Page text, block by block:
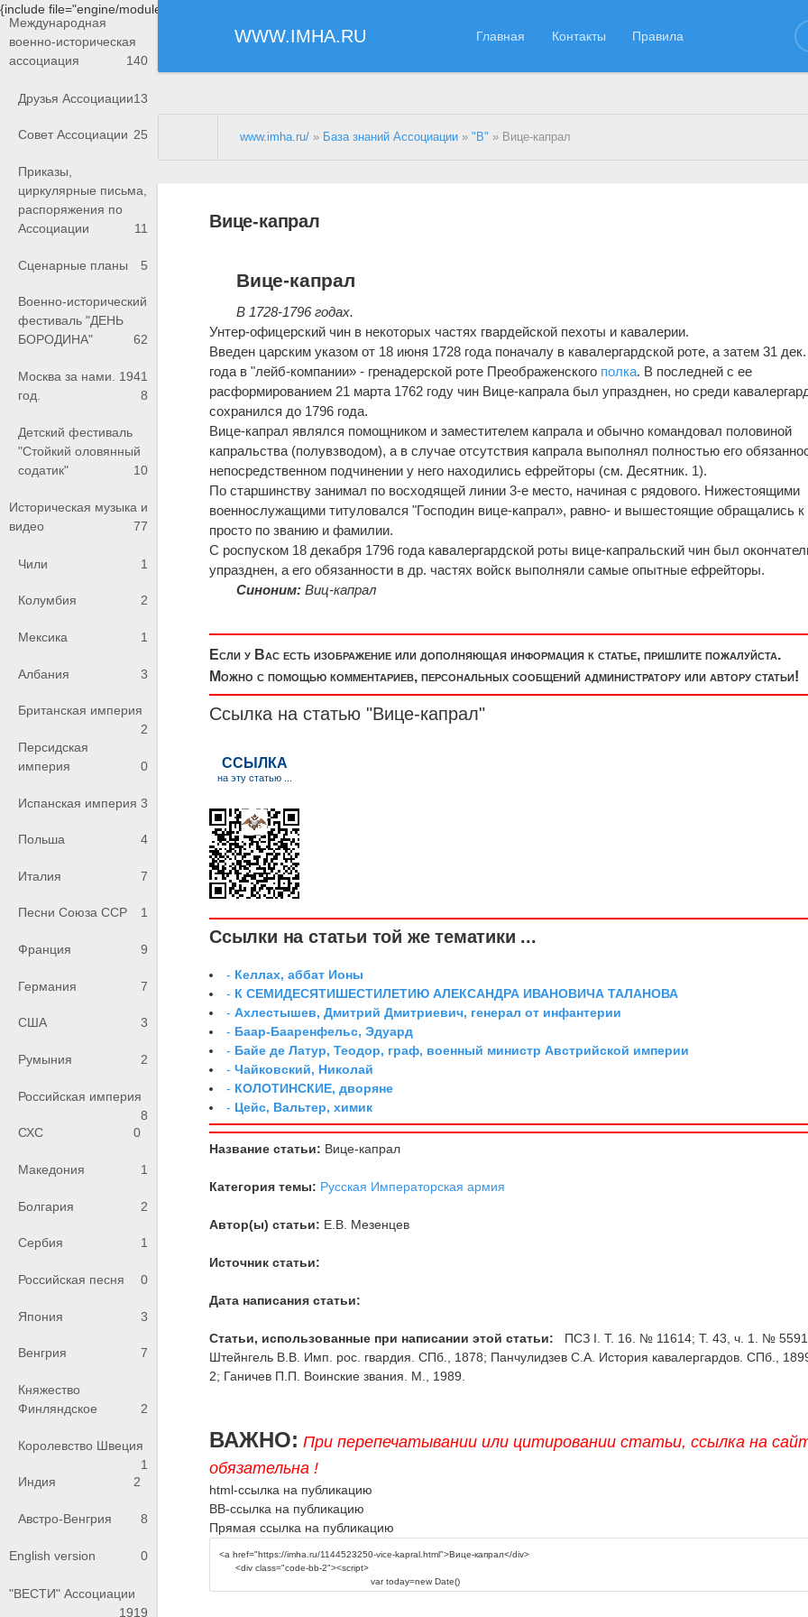
{include file="engine/modules/saperu/head.php"}
WWW.IMHA.RU Главная Контакты Правила
Международная
военно-историческая
ассоциация
140
Друзья Ассоциации13
Совет Ассоциации 25
Приказы,
циркулярные письма,
распоряжения по
Ассоциации
11
Сценарные планы 5
Военно-исторический
фестиваль "ДЕНЬ
БОРОДИНА"
62
Москва за нами. 1941
год.
8
Детский фестиваль
"Стойкий оловянный
содатик"
10
Историческая музыка и
видео
77
Чили 1
Колумбия 2
Мексика 1
Албания 3
Британская империя
2
Персидская
империя
0
Испанская империя 3
Польша 4
Италия 7
Песни Союза ССР 1
Франция 9
Германия 7
США 3
Румыния 2
Российская империя
8
СХС
0
Македония 1
Болгария 2
Сербия 1
Российская песня 0
Япония 3
Венгрия 7
Княжество
Финляндское
2
Королевство Швеция
1
Индия
2
Австро-Венгрия 8
English version 0
"ВЕСТИ" Ассоциации
1919
www.imha.ru/ » База знаний Ассоциации »"В" » Вице-капрал
Вице-капрал
Вице-капрал
В 1728-1796 годах.
Унтер-офицерский чин в некоторых частях гвардейской пехоты и кавалерии.
Введен царским указом от 18 июня 1728 года поначалу в кавалергардской роте, а затем 31
года в "лейб-компании» - гренадерской роте Преображенского полка. В последней с ее
расформированием 21 марта 1762 году чин Вице-капрала был упразднен, но среди
сохранился до 1796 года.
Вице-капрал являлся помощником и заместителем капрала и обычно командовал половиной
капральства (полувзводом), а в случае отсутствия капрала выполнял полностью его
непосредственном подчинении у него находились ефрейторы (см. Десятник. 1).
По старшинству занимал по восходящей линии 3-е место, начиная с рядового. Нижестоящими
военнослужащими титуловался "Господин вице-капрал», равно- и вышестоящие обращались к
просто по званию и фамилии.
С роспуском 18 декабря 1796 года кавалергардской роты вице-капральский чин был
упразднен, а его обязанности в др. частях войск выполняли самые опытные ефрейторы.
Синоним:Виц-капрал
Если у Вас есть изображение или дополняющая информация к статье, пришлите пожалуйста.
Можно с помощью комментариев, персональных сообщений администратору или автору статьи!
Ссылка на статью "Вице-капрал"
Ссылки на статьи той же тематики ...
- Келлах, аббат Ионы
- К СЕМИДЕСЯТИШЕСТИЛЕТИЮ АЛЕКСАНДРА ИВАНОВИЧА ТАЛАНОВА
-Ахлестышев, Дмитрий Дмитриевич, генерал от инфантерии
- Баар-Бааренфельс, Эдуард
- Байе де Латур, Теодор, граф, военный министр Австрийской империи
-Чайковский, Николай
- КОЛОТИНСКИЕ, дворяне
- Цейс, Вальтер, химик
Название статьи: Вице-капрал
Категория темы: Русская Императорская армия
Автор(ы) статьи: Е.В. Мезенцев
Источник статьи:
Дата написания статьи:
Статьи, использованные при написании этой статьи:
ПСЗ I. Т. 16. № 11614; Т. 43, ч. 1. №
Штейнгель В.В. Имп. рос. гвардия. СПб., 1878; Панчулидзев С.А. История кавалергардов. СПб.,
2; Ганичев П.П. Воинские звания. М., 1989.
ВАЖНО: При перепечатывании или цитировании статьи, ссылка на
обязательна !
html-ссылка на публикацию
BB-ссылка на публикацию
Прямая ссылка на публикацию